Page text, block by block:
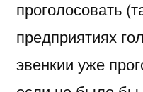
проголосовать
предприятиях
эвенкии уже